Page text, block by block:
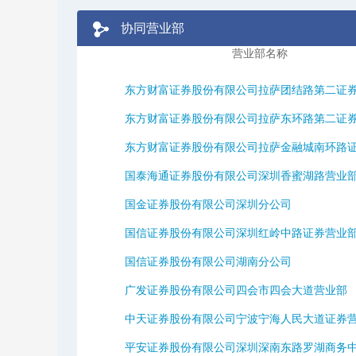
协同营业部
营业部名称
东方财富证券股份有限公司拉萨团结路第二证
东方财富证券股份有限公司拉萨东环路第二证
东方财富证券股份有限公司拉萨金融城南环路
国泰海通证券股份有限公司深圳香蜜湖路营业
国金证券股份有限公司深圳分公司
国信证券股份有限公司深圳红岭中路证券营业
国信证券股份有限公司湖南分公司
广发证券股份有限公司四会市四会大道营业部
中天证券股份有限公司宁波宁海人民大道证券
平安证券股份有限公司深圳深南东路罗湖商务